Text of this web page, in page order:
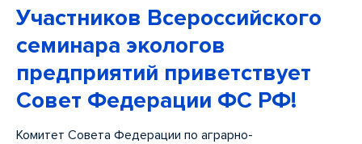
Участников Всероссийского
семинара экологов
предприятий приветствует
Совет Федерации ФС РФ!
Комитет Совета Федерации по аграрно-